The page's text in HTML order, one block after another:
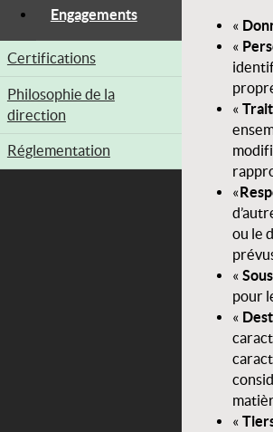
Décreusage
Teinture
Engagements
Certifications
Philosophie de la
direction
Réglementation
«
«
«
«
ou le
«
pour
«
«